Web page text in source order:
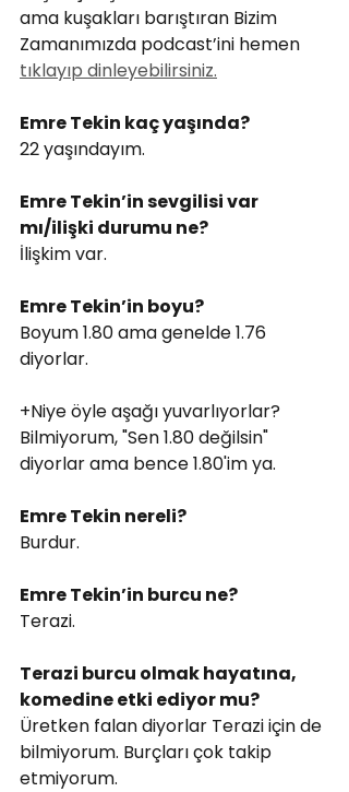
ama kuşakları barıştıran Bizim
Zamanımızda podcast’ini hemen
tıklayıp dinleyebilirsiniz.
Emre Tekin kaç yaşında?
22 yaşındayım.
Emre Tekin’in sevgilisi var
mı/ilişki durumu ne?
İlişkim var.
Emre Tekin’in boyu?
Boyum 1.80 ama genelde 1.76
diyorlar.
+Niye öyle aşağı yuvarlıyorlar?
Bilmiyorum, "Sen 1.80 değilsin"
diyorlar ama bence 1.80'im ya.
Emre Tekin nereli?
Burdur.
Emre Tekin’in burcu ne?
Terazi.
Terazi burcu olmak hayatına,
komedine etki ediyor mu?
Üretken falan diyorlar Terazi için de
bilmiyorum. Burçları çok takip
etmiyorum.